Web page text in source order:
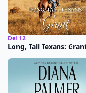
Del 12
Long, Tall Texans: